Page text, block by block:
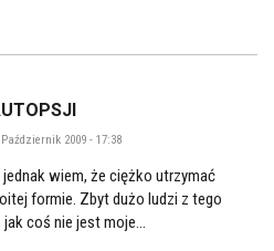
2009 - 17:38
wiem, że ciężko utrzymać
formie. Zbyt dużo ludzi z tego
coś nie jest moje...